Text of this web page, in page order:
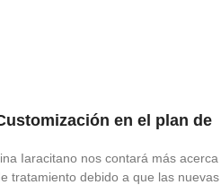
en el plan de
Iaracitano nos contará más acerca
tratamiento debido a que las nuevas